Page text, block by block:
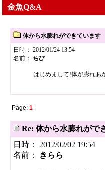
金魚Q&A
体から水膨れができています
日時： 2012/01/24 13:54
名前：
ちび
はじめまして!体が膨れあ
Page: 1|
Re: 体から水膨れがで
日時： 2012/02/02 19:54
名前：
きらら